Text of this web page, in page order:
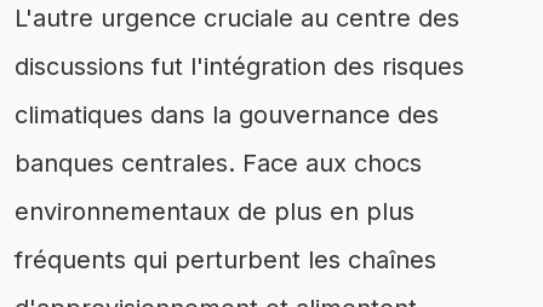
L'autre urgence cruciale au centre des
discussions fut l'intégration des risques
climatiques dans la gouvernance des
banques centrales. Face aux chocs
environnementaux de plus en plus
fréquents qui perturbent les chaînes